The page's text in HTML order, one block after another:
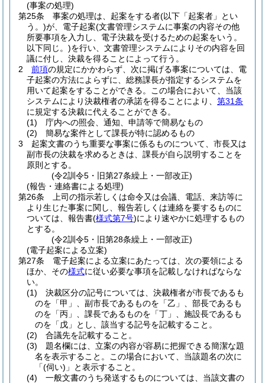
(事案の処理)
第25条
事案の処理は、起案をする者(以下「起案者」とい
う。)が、電子起案(文書管理システムに事案の内容その他
所要事項を入力し、電子決裁を受けるための起案をいう。
以下同じ。)を行い、文書管理システムによりその内容を回
議に付し、決裁を得ることによって行う。
2
前項の規定にかかわらず、次に掲げる事案については、電
子起案の方法によらずに、総務課長が指定するシステムを
用いて起案をすることができる。
この場合において、当該
システムにより決裁権者の承諾を得ることにより、 第31条
に規定する決裁に代えることができる。
(1)
庁内への照会、通知、申請等で簡易なもの
(2)
簡易な案件として課長が特に認めるもの
3
起案文書のうち重要な事案に係るものについて、市長又は
副市長の決裁を求めるときは、課長が自ら説明することを
原則とする。
(令2訓令5・旧第27条繰上・一部改正)
(報告・連絡書による処理)
第26条
上司の指示若しくは命令又は会議、電話、来訪等に
より生じた事案に関し、報告若しくは連絡を要するものに
ついては、報告書(様式第7号)により速やかに処理するもの
とする。
(令2訓令5・旧第28条繰上・一部改正)
(電子起案による立案)
第27条
電子起案による立案にあたっては、次の要領による
ほか、その様式に従い必要な事項を記載しなければならな
い。
(1)
決裁区分の記号については、決裁権者が市長であるも
のを「甲」、副市長であるものを「乙」、部長であるも
のを「丙」、課長であるものを「丁」、施設長であるも
のを「戊」とし、該当する記号を記載すること。
(2)
合議先を記載すること。
(3)
題名欄には、立案の内容が容易に把握できる簡潔な題
名を表示すること。
この場合において、当該題名の次に
「(伺い) 」と表示すること。
(4)
一般文書のうち発送するものについては、当該文書の